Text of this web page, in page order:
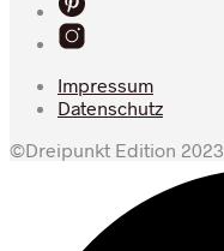
Impressum
Datenschutz
©Dreipunkt Edition 2023